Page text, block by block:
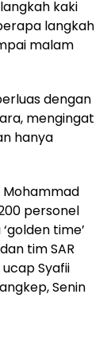
kaki
langkah
malam
dengan
mengingat
hanya
Mohammad
personel
time’
tim SAR
Syafii
Senin